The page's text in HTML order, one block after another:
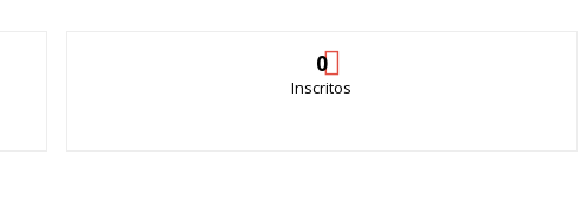
0
Inscritos